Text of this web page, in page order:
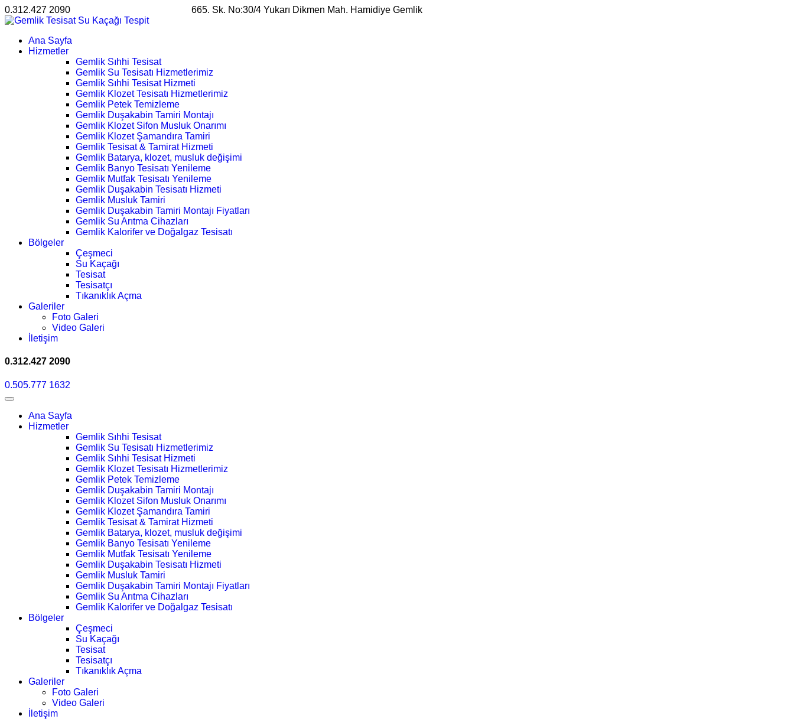
0.312.427 2090 665. Sk. No:30/4 Yukarı Dikmen Mah. Hamidiye Gemlik
Ana Sayfa
Hizmetler
Gemlik Sıhhi Tesisat
Gemlik Su Tesisatı Hizmetlerimiz
Gemlik Sıhhi Tesisat Hizmeti
Gemlik Klozet Tesisatı Hizmetlerimiz
Gemlik Petek Temizleme
Gemlik Duşakabin Tamiri Montajı
Gemlik Klozet Sifon Musluk Onarımı
Gemlik Klozet Şamandıra Tamiri
Gemlik Tesisat & Tamirat Hizmeti
Gemlik Batarya, klozet, musluk değişimi
Gemlik Banyo Tesisatı Yenileme
Gemlik Mutfak Tesisatı Yenileme
Gemlik Duşakabin Tesisatı Hizmeti
Gemlik Musluk Tamiri
Gemlik Duşakabin Tamiri Montajı Fiyatları
Gemlik Su Arıtma Cihazları
Gemlik Kalorifer ve Doğalgaz Tesisatı
Bölgeler
Çeşmeci
Su Kaçağı
Tesisat
Tesisatçı
Tıkanıklık Açma
Galeriler
Foto Galeri
Video Galeri
İletişim
0.312.427 2090
0.505.777 1632
Ana Sayfa
Hizmetler
Gemlik Sıhhi Tesisat
Gemlik Su Tesisatı Hizmetlerimiz
Gemlik Sıhhi Tesisat Hizmeti
Gemlik Klozet Tesisatı Hizmetlerimiz
Gemlik Petek Temizleme
Gemlik Duşakabin Tamiri Montajı
Gemlik Klozet Sifon Musluk Onarımı
Gemlik Klozet Şamandıra Tamiri
Gemlik Tesisat & Tamirat Hizmeti
Gemlik Batarya, klozet, musluk değişimi
Gemlik Banyo Tesisatı Yenileme
Gemlik Mutfak Tesisatı Yenileme
Gemlik Duşakabin Tesisatı Hizmeti
Gemlik Musluk Tamiri
Gemlik Duşakabin Tamiri Montajı Fiyatları
Gemlik Su Arıtma Cihazları
Gemlik Kalorifer ve Doğalgaz Tesisatı
Bölgeler
Çeşmeci
Su Kaçağı
Tesisat
Tesisatçı
Tıkanıklık Açma
Galeriler
Foto Galeri
Video Galeri
İletişim